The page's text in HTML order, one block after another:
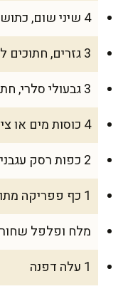
4 שיני שום, כתושות
3 גזרים, חתוכים לעיגולים
3 גבעולי סלרי, חתוכים גס
4 כוסות מים או ציר בקר
2 כפות רסק עגבניות
1 כף פפריקה מתוקה
מלח ופלפל
1 עלה דפנה